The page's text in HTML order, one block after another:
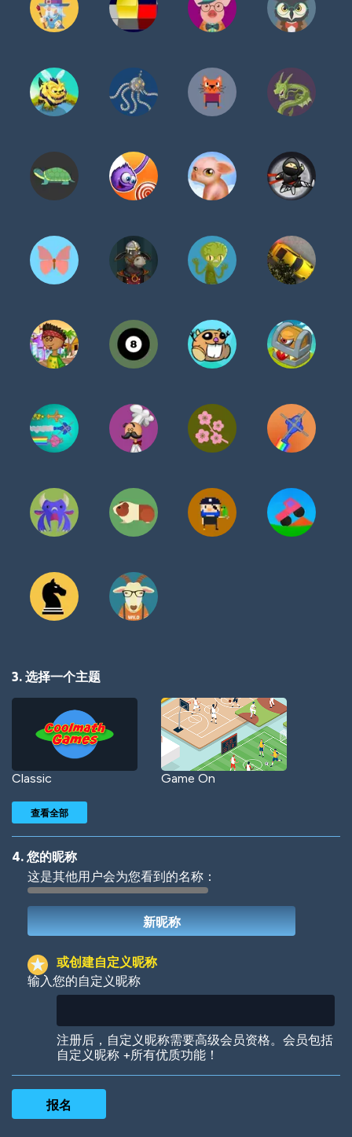
3. 选择一个主题
Classic Game On
Woof Jungle Cats
查看全部
4. 您的昵称
这是其他用户会为您看到的名称：
或创建自定义昵称
输入您的自定义昵称
注册后，自定义昵称需要高级会员资格。会员包括
自定义昵称 +所有优质功能！